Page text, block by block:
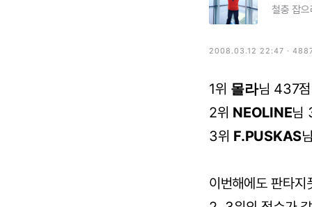
철충 잡
2008.03.12 22:47 ·
1위 몰라님 437
2위 NEOLINE님
3위 F.PUSKAS
이번해에도 판타지